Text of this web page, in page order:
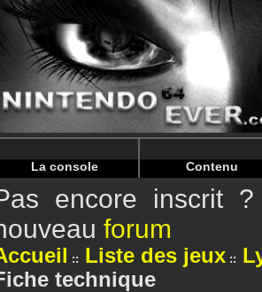
Warning: Undefined array key
Warning: Undefined array key
La console Contenu
encore inscrit
forum
Liste des jeux
technique